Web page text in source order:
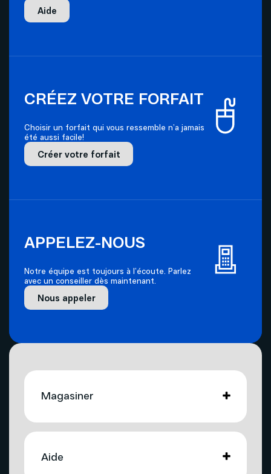
Aide
CRÉEZ VOTRE FORFAIT
Choisir un forfait qui vous ressemble n’a jamais
été aussi facile!
Créer votre forfait
APPELEZ-NOUS
Notre équipe est toujours à l’écoute. Parlez
avec un conseiller dès maintenant.
Nous appeler
Magasiner
Aide